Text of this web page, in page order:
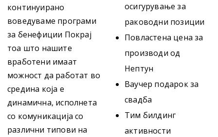
континуирано
воведуваме програми
за бенефиции Покрај
тоа што нашите
вработени имаат
можност да работат во
средина која е
динамична, исполнета
со комуникација со
различни типови на
осигурување за
раководни позиции
Повластена цена за
производи од
Нептун
Ваучер подарок за
свадба
Тим билдинг
активности